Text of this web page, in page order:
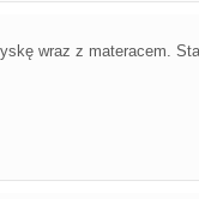
wraz z materacem.